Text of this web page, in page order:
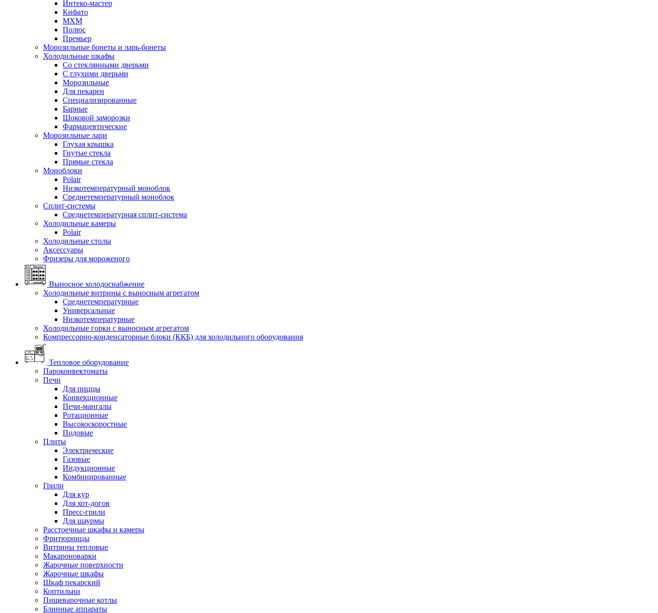
Интеко-мастер
Кифато
МХМ
Полюс
Премьер
Морозильные бонеты и ларь-бонеты
Холодильные шкафы
Со стеклянными дверьми
С глухими дверьми
Морозильные
Для пекарен
Специализированные
Барные
Шоковой заморозки
Фармацевтические
Морозильные лари
Глухая крышка
Гнутые стекла
Прямые стекла
Моноблоки
Polair
Низкотемпературный моноблок
Среднетемпературный моноблок
Сплит-системы
Среднетемпературная сплит-система
Холодильные камеры
Polair
Холодильные столы
Аксессуары
Фризеры для мороженого
Выносное холодоснабжение
Холодильные витрины с выносным агрегатом
Среднетемпературные
Универсальные
Низкотемпературные
Холодильные горки с выносным агрегатом
Компрессорно-конденсаторные блоки (ККБ) для холодильного оборудования
Тепловое оборудование
Пароконвектоматы
Печи
Для пиццы
Конвекционные
Печи-мангалы
Ротационные
Высокоскоростные
Подовые
Плиты
Электрические
Газовые
Индукционные
Комбинированные
Грили
Для кур
Для хот-догов
Пресс-грили
Для шаурмы
Расстоечные шкафы и камеры
Фритюрницы
Витрины тепловые
Макароноварки
Жарочные поверхности
Жарочные шкафы
Шкаф пекарский
Коптильни
Пищеварочные котлы
Блинные аппараты